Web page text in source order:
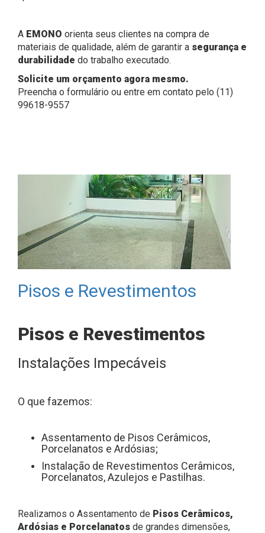
A EMONO orienta seus clientes na compra de
materiais de qualidade, além de garantir a segurança e
durabilidade do trabalho executado.
Solicite um orçamento agora mesmo.
Preencha o formulário ou entre em contato pelo (11)
99618-9557
Pisos e Revestimentos
Pisos e Revestimentos
Instalações Impecáveis
O que fazemos:
Assentamento de Pisos Cerâmicos,
Porcelanatos e Ardósias;
Instalação de Revestimentos Cerâmicos,
Porcelanatos, Azulejos e Pastilhas.
Realizamos o Assentamento de Pisos Cerâmicos,
Ardósias e Porcelanatos de grandes dimensões,